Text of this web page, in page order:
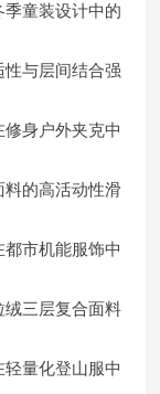
童装设计中的
与层间结合强
身户外夹克中
料的高活动性滑
市机能服饰中
绒三层复合面料
量化登山服中